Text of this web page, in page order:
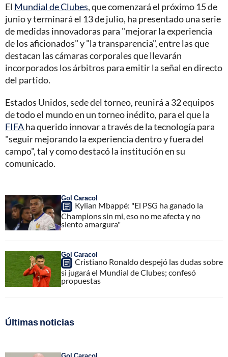
El Mundial de Clubes, que comenzará el próximo 15 de
junio y terminará el 13 de julio, ha presentado una serie
de medidas innovadoras para "mejorar la experiencia
de los aficionados" y "la transparencia", entre las que
destacan las cámaras corporales que llevarán
incorporados los árbitros para emitir la señal en directo
del partido.
Estados Unidos, sede del torneo, reunirá a 32 equipos
de todo el mundo en un torneo inédito, para el que la
FIFAha querido innovar a través de la tecnología para
"seguir mejorando la experiencia dentro y fuera del
campo", tal y como destacó la institución en su
comunicado.
Gol Caracol
Kylian Mbappé: "El PSG ha ganado la
Champions sin mi, eso no me afecta y no
siento amargura"
Gol Caracol
Cristiano Ronaldo despejó las dudas sobre
si jugará el Mundial de Clubes; confesó
propuestas
Últimas noticias
Gol Caracol